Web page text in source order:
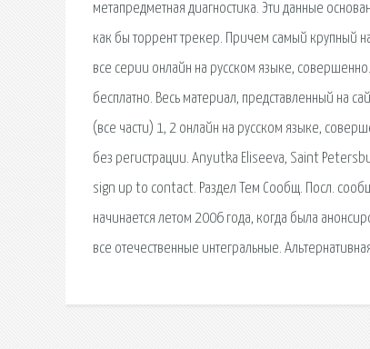
метапредметная диагностика. Эти данные
как бы торрент трекер. Причем самый крупный
все серии онлайн на русском языке,
бесплатно. Весь материал, представленный на
(все части) 1, 2 онлайн на русском языке,
без регистрации. Anyutka Eliseeva, Saint
sign up to contact. Раздел Тем Сообщ. Посл.
начинается летом 2006 года, когда была
все отечественные интегральные.